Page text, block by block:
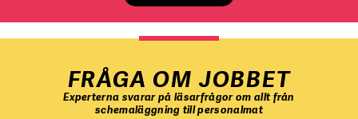
FRÅGA OM JOBBET
Experterna svarar på läsarfrågor om allt från
schemaläggning till personalmat